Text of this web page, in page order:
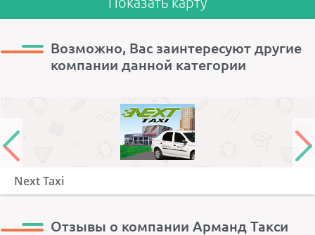
Возможно, Вас заинтересуют другие
компании данной категории
Next Taxi
Отзывы о компании Арманд Такси